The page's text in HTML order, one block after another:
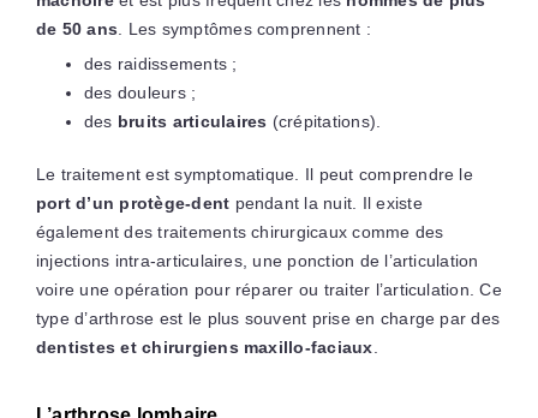
de 50 ans . Les symptômes comprennent :
des raidissements ;
des douleurs ;
des bruits articulaires (crépitations).
Le traitement est symptomatique. Il peut comprendre le
port d’un protège-dent pendant la nuit. Il existe
également des traitements chirurgicaux comme des
injections intra-articulaires, une ponction de l’articulation
voire une opération pour réparer ou traiter l’articulation. Ce
type d’arthrose est le plus souvent prise en charge par des
dentistes et chirurgiens maxillo-faciaux